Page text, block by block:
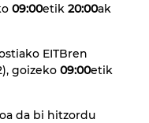
09:00etik 20:00ak
EITBren
goizeko 09:00etik
da bi hitzordu